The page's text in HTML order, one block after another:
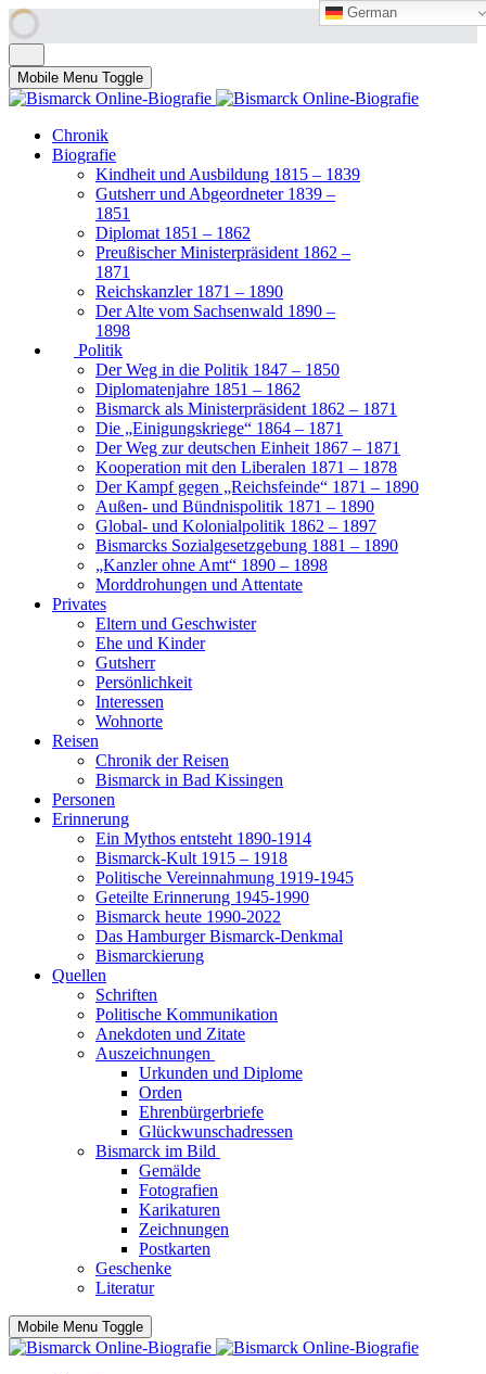
Mobile Menu Toggle
Chronik
Biografie
Kindheit und Ausbildung 1815 – 1839
Gutsherr und Abgeordneter 1839 –
1851
Diplomat 1851 – 1862
Preußischer Ministerpräsident 1862 –
1871
Reichskanzler 1871 – 1890
Der Alte vom Sachsenwald 1890 –
1898
Politik
Der Weg in die Politik 1847 – 1850
Diplomatenjahre 1851 – 1862
Bismarck als Ministerpräsident 1862 – 1871
Die „Einigungskriege“ 1864 – 1871
Der Weg zur deutschen Einheit 1867 – 1871
Kooperation mit den Liberalen 1871 – 1878
Der Kampf gegen „Reichsfeinde“ 1871 – 1890
Außen- und Bündnispolitik 1871 – 1890
Global- und Kolonialpolitik 1862 – 1897
Bismarcks Sozialgesetzgebung 1881 – 1890
„Kanzler ohne Amt“ 1890 – 1898
Morddrohungen und Attentate
Privates
Eltern und Geschwister
Ehe und Kinder
Gutsherr
Persönlichkeit
Interessen
Wohnorte
Reisen
Chronik der Reisen
Bismarck in Bad Kissingen
Personen
Erinnerung
Ein Mythos entsteht 1890-1914
Bismarck-Kult 1915 – 1918
Politische Vereinnahmung 1919-1945
Geteilte Erinnerung 1945-1990
Bismarck heute 1990-2022
Das Hamburger Bismarck-Denkmal
Bismarckierung
Quellen
Schriften
Politische Kommunikation
Anekdoten und Zitate
Auszeichnungen
Urkunden und Diplome
Orden
Ehrenbürgerbriefe
Glückwunschadressen
Bismarck im Bild
Gemälde
Fotografien
Karikaturen
Zeichnungen
Postkarten
Geschenke
Literatur
German
Mobile Menu Toggle
German